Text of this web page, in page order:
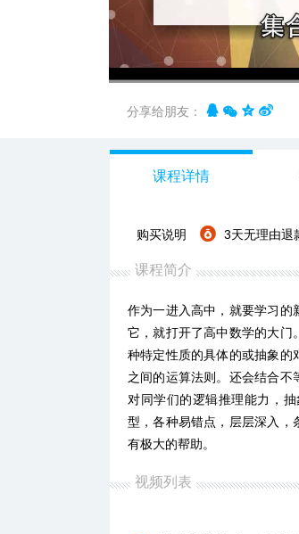
00:00 / 04:49
分享给朋友：
课程详情
购买说明 3天无理由退
课程简介
作为一进入高中，就要学习的
它，就打开了高中数学的大门
种特定性质的具体的或抽象的
之间的运算法则。还会结合不
对同学们的逻辑推理能力，
型，各种易错点，层层深入，
有极大的帮助。
视频列表